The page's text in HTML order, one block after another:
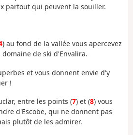
partout qui peuvent la souiller.
) au fond de la vallée vous apercevez
de ski d'Envalira.
et vous donnent envie d'y
!
entre les points (7) et (8) vous
d'Escobe, qui ne donnent pas
plutôt de les admirer.